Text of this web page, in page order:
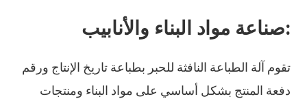
صناعة مواد البناء والأنابيب:
تقوم آلة الطباعة النافثة للحبر بطباعة تاريخ الإنتاج ورقم
دفعة المنتج بشكل أساسي على مواد البناء ومنتجات